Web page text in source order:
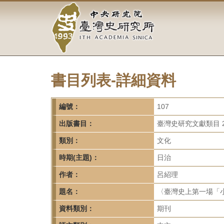
容
中
央
研
究
院-
臺
灣
史
研
究
所-
書目列表-詳細資料
編號： 107
出版書目： 臺灣史研究文獻類目
類別： 文化
時期(主題)： 日治
作者： 呂紹理
題名： 〈臺灣史上第一場
資料類別： 期刊